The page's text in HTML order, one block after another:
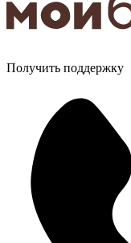
Получить поддержку